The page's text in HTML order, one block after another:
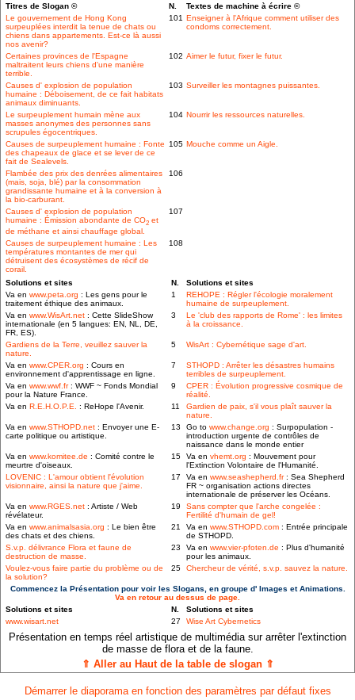
Titres de Slogan ©
N.
Textes de machine à écrire ©
Le gouvernement de Hong Kong
surpeuplées interdit la tenue de chats ou
chiens dans appartements. Est-ce là aussi
nos avenir?
101 Enseigner à l'Afrique comment utiliser des
condoms correctement.
Certaines provinces de l'Espagne
maltraitent leurs chiens d'une manière
terrible.
102 Aimer le futur, fixer le futur.
Causes d' explosion de population
humaine : Déboisement, de ce fait habitats
animaux diminuants.
103 Surveiller les montagnes puissantes.
Le surpeuplement humain mène aux
masses anonymes des personnes sans
scrupules égocentriques.
104 Nourrir les ressources naturelles.
Causes de surpeuplement humaine : Fonte
des chapeaux de glace et se lever de ce
fait de Sealevels.
105 Mouche comme un Aigle.
Flambée des prix des denrées alimentaires
(mais, soja, blé) par la consommation
grandissante humaine et à la conversion à
la bio-carburant.
106
Causes d' explosion de population
humaine : Émission abondante de CO2 et
de méthane et ainsi chauffage global.
107
Causes de surpeuplement humaine : Les
températures montantes de mer qui
détruisent des écosystèmes de récif de
corail.
108
Solutions et sites N.
Solutions et sites
Va en www.peta.org : Les gens pour le
traitement éthique des animaux.
1
REHOPE : Régler l'écologie moralement
humaine de surpeuplement.
Va en www.WisArt.net : Cette SlideShow
internationale (en 5 langues: EN, NL, DE,
FR, ES).
3
Le 'club des rapports de Rome' : les limites
à la croissance.
Gardiens de la Terre, veuillez sauver la
nature.
5 WisArt : Cybernétique sage d'art.
Va en www.CPER.org : Cours en
environnement d'apprentissage en ligne.
7
STHOPD : Arrêter les désastres humains
terribles de surpeuplement.
Va en www.wwf.fr: WWF ~ Fonds Mondial
pour la Nature France.
9
CPER : Évolution progressive cosmique de
réalité.
Va en R.E.H.O.P.E. : ReHope l'Avenir. 11
Gardien de paix, s'il vous plaît sauver la
nature.
Va en www.STHOPD.net : Envoyer une E-
carte politique ou artistique.
13 Go to www.change.org : Surpopulation -
introduction urgente de contrôles de
naissance dans le monde entier
Va en www.komitee.de : Comité contre le
meurtre d'oiseaux.
15 Va en vhemt.org : Mouvement pour
l'Extinction Volontaire de l'Humanité.
LOVENIC : L'amour obtient l'évolution
visionnaire, ainsi la nature que j'aime.
17 Va en www.seashepherd.fr: Sea Shepherd
FR ~ organisation actions directes
internationale de préserver les Océans.
Va en www.RGES.net : Artiste / Web
révélateur.
19
Sans compter que l'arche congelée :
Fertilité d'humain de gel!
Va en www.animalsasia.org : Le bien être
des chats et des chiens.
21 Va en www.STHOPD.com : Entrée principale
de STHOPD.
S.v.p. délivrance Flora et faune de
destruction de masse.
23 Va en www.vier-pfoten.de : Plus d'humanité
pour les animaux.
Voulez-vous faire partie du problème ou de
la solution?
25 Chercheur de vérité, s.v.p. sauvez la nature.
Commencez la Présentation pour voir les Slogans, en groupe d' Images et Animations.
Va en retour au dessus de page.
Solutions et sites
N.
Solutions et sites
www.wisart.net
27 Wise Art Cybernetics
Présentation en temps réel artistique de multimédia sur arrêter l'extinction
de masse de flora et de la faune.
⇑ Aller au Haut de la table de slogan ⇑
Démarrer le diaporama en fonction des paramètres par défaut fixes